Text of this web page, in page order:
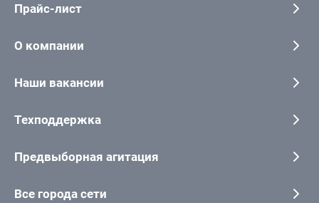
Прайс-лист
О компании
Наши вакансии
Техподдержка
Предвыборная агитация
Все города сети